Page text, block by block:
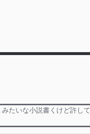
たいな小説書くけど許し